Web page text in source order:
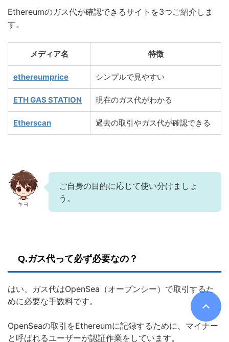
Ethereumのガス代が確認できるサイトを3つご紹介しま
す。
メディア名 特徴
ethereumprice シンプルで見やすい
ETH GAS STATION 現在のガス代がわかる
Etherscan 過去の取引やガス代が確認できる
キヨ
ご自身の目的に応じて使い分けましょ
う。
Q.ガス代って必ず必要なの？
はい、ガス代はOpenSea（オープンシー）で取引するた
めに必要な手数料です。
OpenSeaの取引をEthereumに記録するために、マイナー
と呼ばれるユーザーが認証作業をしています。